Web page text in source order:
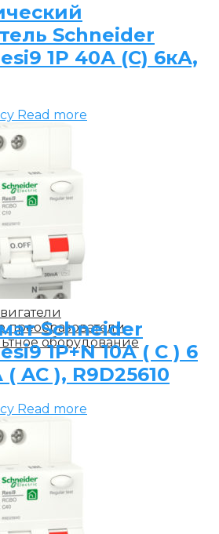
преобразователи
оборудование
Schneider
1P 40А (C) 6кА,
Read more
Schneider
1P+N 10А ( C ) 6
AC ), R9D25610
Read more